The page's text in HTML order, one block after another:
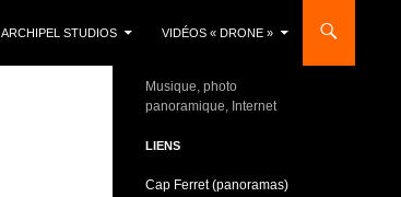
ARCHIPEL STUDIOS VIDÉOS « DRONE »
Musique, photo
panoramique, Internet
LIENS
Cap Ferret (panoramas)